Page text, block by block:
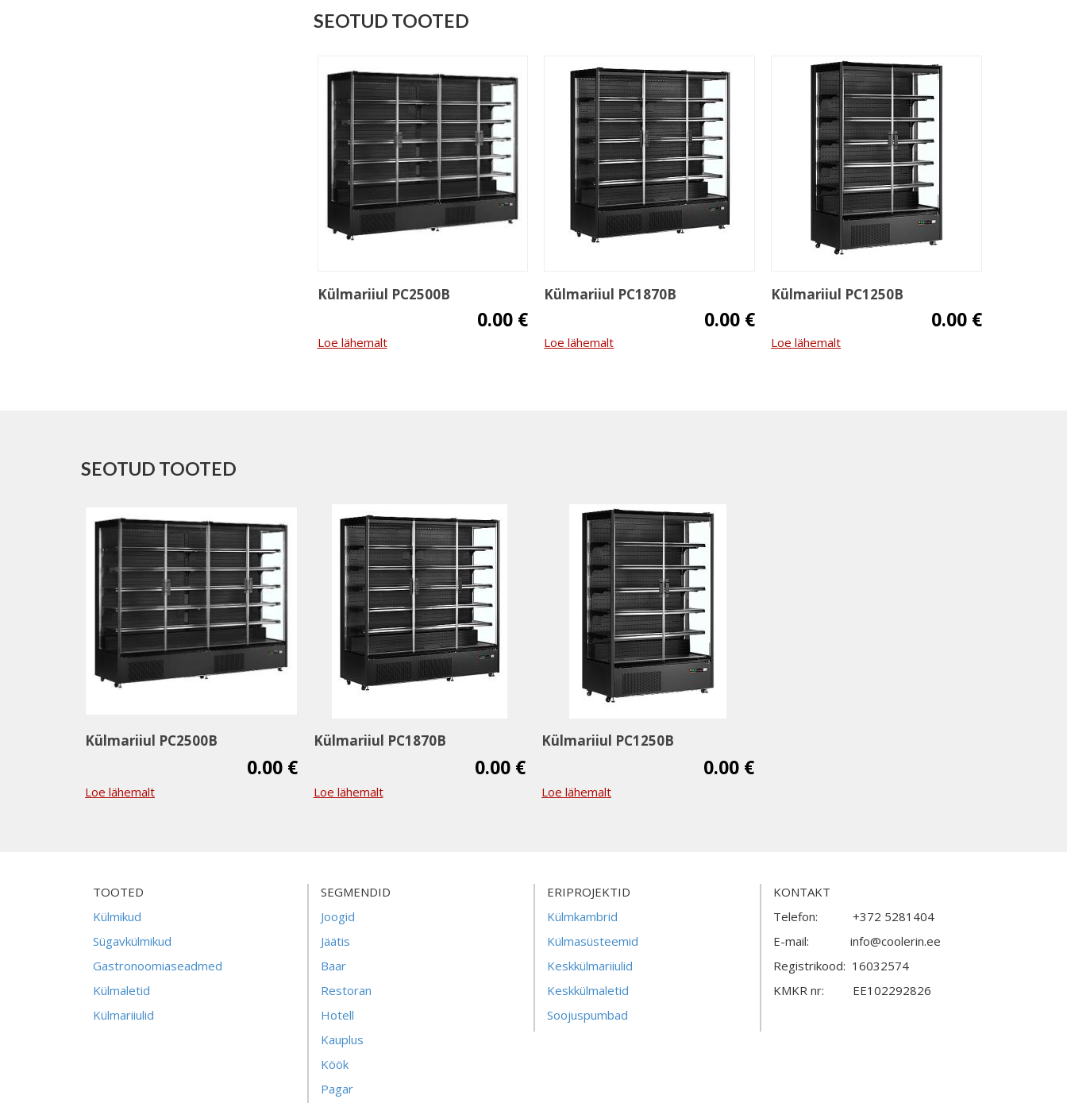
SEOTUD TOOTED
Külmariiul PC2500B
0.00 €
Loe lähemalt
Külmariiul PC1870B
0.00 €
Loe lähemalt
Külmariiul PC1250B
0.00 €
Loe lähemalt
SEOTUD TOOTED
Külmariiul PC2500B
0.00 €
Loe lähemalt
Külmariiul PC1870B
0.00 €
Loe lähemalt
Külmariiul PC1250B
0.00 €
Loe lähemalt
TOOTED
Külmikud
Sügavkülmikud
Gastronoomiaseadmed
Külmaletid
Külmariiulid
SEGMENDID
Joogid
Jäätis
Baar
Restoran
Hotell
Kauplus
Köök
Pagar
ERIPROJEKTID
Külmkambrid
Külmasüsteemid
Keskkülmariiulid
Keskkülmaletid
Soojuspumbad
KONTAKT
Telefon: +372 5281404
E-mail: info@coolerin.ee
Registrikood: 16032574
KMKR nr: EE102292826